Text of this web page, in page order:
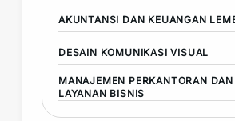
AKUNTANSI DAN KEUANGAN
DESAIN KOMUNIKASI VISUAL
MANAJEMEN PERKANTORAN DAN
LAYANAN BISNIS